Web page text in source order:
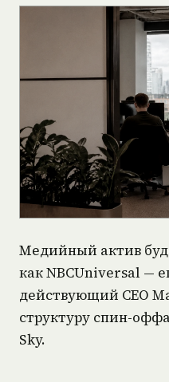
Медийный актив будет выделен акционерам
как NBCUniversal —
действующий CEO
структуру спин-
Sky.